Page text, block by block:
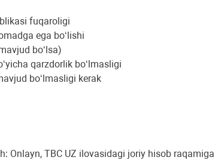
fuqaroligi
ega boʻlishi
boʻlsa)
qarzdorlik boʻlmasligi
boʻlmasligi kerak
Onlayn, TBC UZ ilovasidagi joriy hisob raqamiga